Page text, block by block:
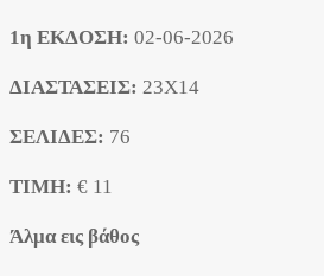
1η ΕΚΔΟΣΗ: 02-06-2026
ΔΙΑΣΤΑΣΕΙΣ: 23X14
ΣΕΛΙΔΕΣ: 76
ΤΙΜΗ: € 11
Άλμα εις βάθος